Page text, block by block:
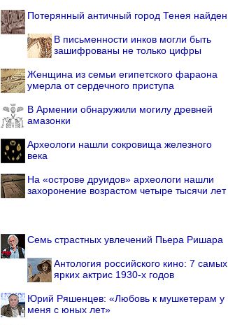
Потерянный античный город Тенея найден
В письменности инков могли быть
зашифрованы не только цифры
Женщина из семьи египетского фараона
умерла от сердечного приступа
В Армении обнаружили могилу древней
амазонки
Археологи нашли сокровища железного
века
На «острове друидов» археологи нашли
захоронение возрастом четыре тысячи лет
Семь страстных увлечений Пьера Ришара
Антология российского кино: 7 самых
ярких актрис 1930-х годов
Юрий Ряшенцев: «Любовь к мушкетерам у
меня с юных лет»